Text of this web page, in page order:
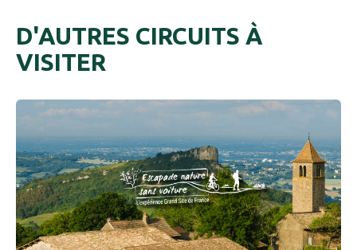
D'AUTRES CIRCUITS À
VISITER
13 kmDifficile